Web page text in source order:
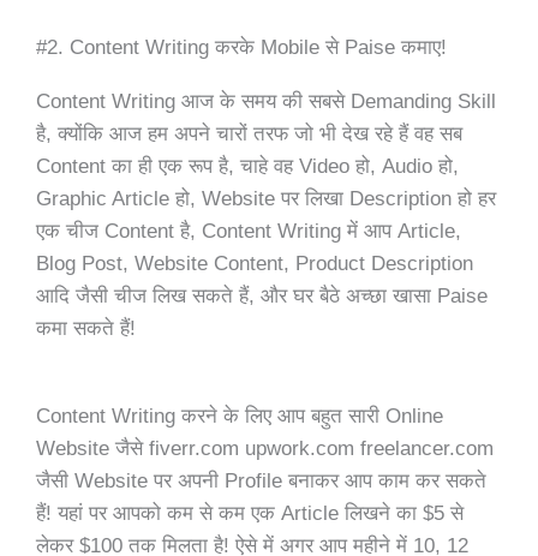
#2. Content Writing करके Mobile से Paise कमाए!
Content Writing आज के समय की सबसे Demanding Skill
है, क्योंकि आज हम अपने चारों तरफ जो भी देख रहे हैं वह सब
Content का ही एक रूप है, चाहे वह Video हो, Audio हो,
Graphic Article हो, Website पर लिखा Description हो हर
एक चीज Content है, Content Writing में आप Article,
Blog Post, Website Content, Product Description
आदि जैसी चीज लिख सकते हैं, और घर बैठे अच्छा खासा Paise
कमा सकते हैं!
Content Writing करने के लिए आप बहुत सारी Online
Website जैसे fiverr.com upwork.com freelancer.com
जैसी Website पर अपनी Profile बनाकर आप काम कर सकते
हैं! यहां पर आपको कम से कम एक Article लिखने का $5 से
लेकर $100 तक मिलता है! ऐसे में अगर आप महीने में 10, 12